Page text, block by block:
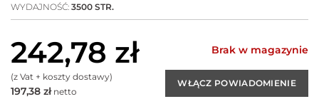
WYDAJNOŚĆ: 3500 STR.
242,78 zł
(z Vat + koszty dostawy)
197,38 złnetto
Brak w magazynie